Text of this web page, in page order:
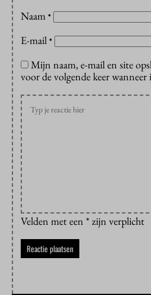
Naam *
E-mail *
Mijn naam, e-mail en site
voor de volgende keer wanneer
Velden met een * zijn verplicht